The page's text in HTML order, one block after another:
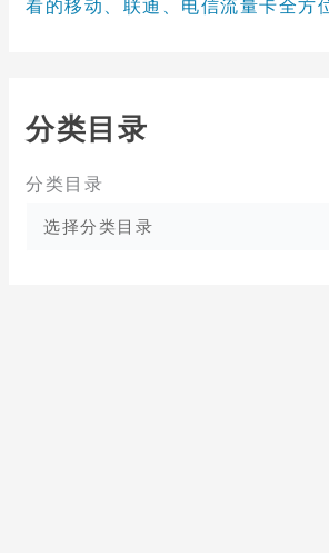
看的移动、联通、电信流量卡全方
分类目录
分类目录